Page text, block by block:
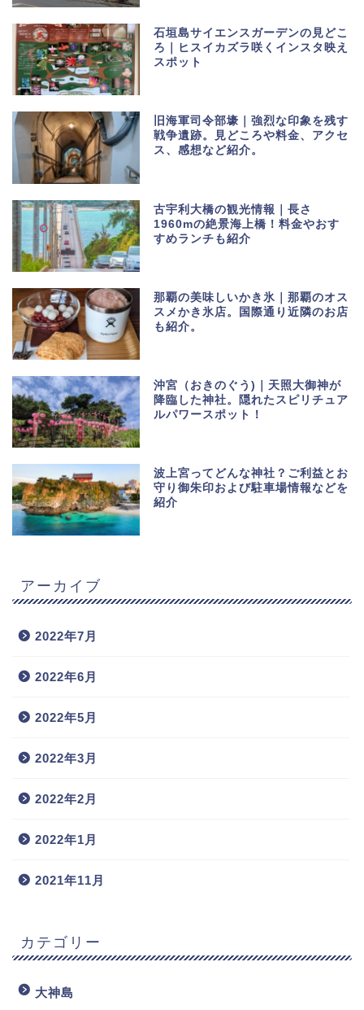
石垣島サイエンスガーデンの見どこ
ろ｜ヒスイカズラ咲くインスタ映え
スポット
旧海軍司令部壕｜強烈な印象を残す
戦争遺跡。見どころや料金、アクセ
ス、感想など紹介。
古宇利大橋の観光情報｜長さ
1960mの絶景海上橋！料金やおす
すめランチも紹介
那覇の美味しいかき氷｜那覇のオス
スメかき氷店。国際通り近隣のお店
も紹介。
沖宮（おきのぐう)｜天照大御神が
降臨した神社。隠れたスピリチュア
ルパワースポット！
波上宮ってどんな神社？ご利益とお
守り御朱印および駐車場情報などを
紹介
アーカイブ
2022年7月
2022年6月
2022年5月
2022年3月
2022年2月
2022年1月
2021年11月
カテゴリー
大神島